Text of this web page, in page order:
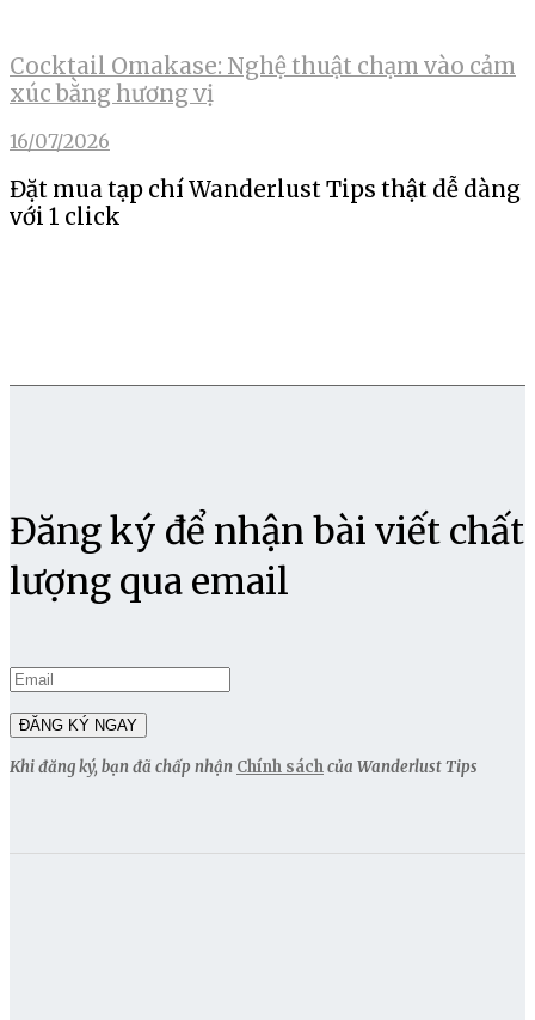
Cocktail Omakase: Nghệ thuật chạm vào cảm
xúc bằng hương vị
16/07/2026
Đặt mua tạp chí Wanderlust Tips thật dễ dàng
với 1 click
Đăng ký để nhận bài viết chất
lượng qua email
Khi đăng ký, bạn đã chấp nhận Chính sáchcủa Wanderlust Tips